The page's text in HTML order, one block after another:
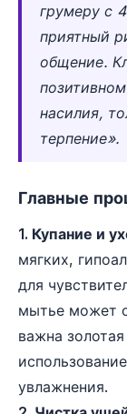
грумеру с
приятный
общение.
насилия,
терпение».
Главные
1. Купание и
мягких,
для
мытье может
важна
увлажнения.